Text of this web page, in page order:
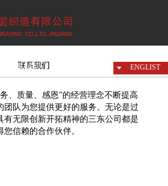
联系我们 ENGLIST
、质量、感恩”的经营理念不断提高
团队为您提供更好的服务。无论是过
有无限创新开拓精神的三东公司都是
您信赖的合作伙伴。